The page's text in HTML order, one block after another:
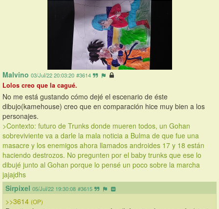
Malvino 03/Jul/22 20:03:20 #3614
Lolos creo que la cagué.
No me está gustando cómo dejé el escenario de éste
dibujo(kamehouse) creo que en comparación hice muy bien a los
personajes.
>Contexto: futuro de Trunks donde mueren todos, un Gohan
sobreviviente va a darle la mala noticia a Bulma de que fue una
masacre y los enemigos ahora llamados androides 17 y 18 están
haciendo destrozos. No pregunten por el baby trunks que ese lo
dibujé junto al Gohan porque lo pensé un poco sobre la marcha
jajajdhs
Sirpixel 05/Jul/22 19:30:08 #3615
>>3614 (OP)